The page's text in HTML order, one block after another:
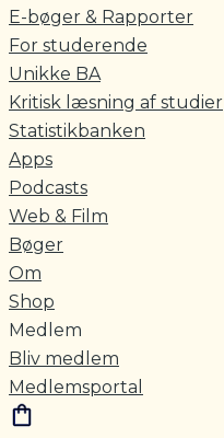
E-bøger & Rapporter
For studerende
Unikke BA
Kritisk læsning af studier
Statistikbanken
Apps
Podcasts
Web & Film
Bøger
Om
Shop
Medlem
Bliv medlem
Medlemsportal